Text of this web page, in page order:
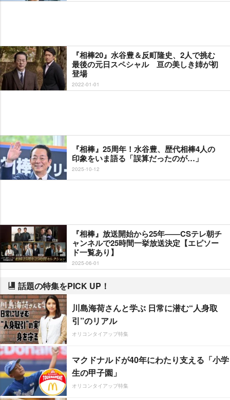
『相棒20』水谷豊＆反町隆史、2人で挑む
最後の元日スペシャル 亘の美しき姉が初
登場
2022-01-01
『相棒』25周年！水谷豊、歴代相棒4人の
印象をいま語る「誤算だったのが…」
2025-10-12
『相棒』放送開始から25年――CSテレ朝チ
ャンネルで25時間一挙放送決定【エピソー
ド一覧あり】
2025-06-01
話題の特集をPICK UP！
川島海荷さんと学ぶ 日常に潜む“人身取
引”のリアル
オリコンタイアップ特集
マクドナルドが40年にわたり支える「小学
生の甲子園」
オリコンタイアップ特集